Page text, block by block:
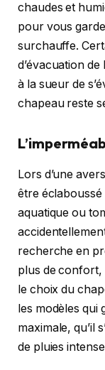
chaudes et
pour vous
surchauffe.
d’évacuation
à la sueur de
chapeau reste
Lors d’une
être
aquatique ou
recherche en
plus de confort,
le choix du
les modèles qui
maximale, qu’il
de pluies